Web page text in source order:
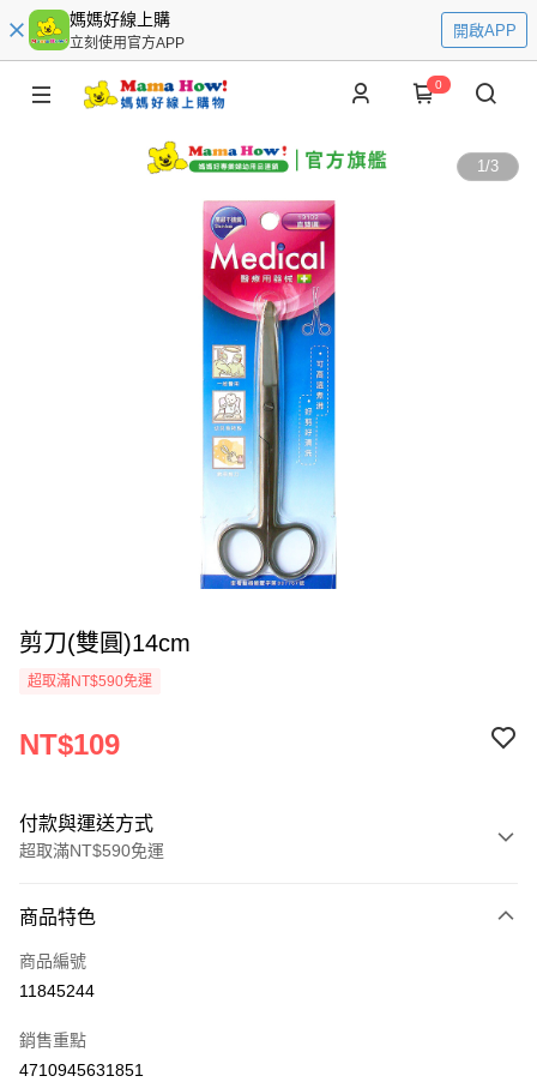
媽媽好線上購
立刻使用官方APP
開啟APP
0
1/3
剪刀(雙圓)14cm
超取滿NT$590免運
NT$109
付款與運送方式
超取滿NT$590免運
信用卡一次付款
超商取貨付款
Apple Pay
商品特色
商品編號
11845244
銷售重點
4710945631851